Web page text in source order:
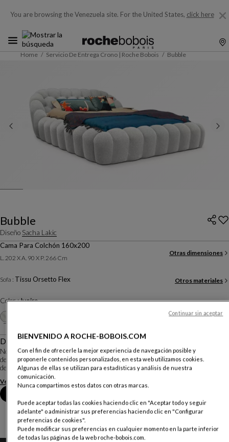
You are browsing the Venezuela site. For the United States, click here
Home Servicio De Entrega Crono | Roche Bobois Bubble
Bubble
Diseño Sacha Lakic
Cama Para Colchón 160x200
L. 202 X A. 90 X P. 266 Cm
Otras dimensiones
Sofa : Tissu Orsetto Flex Otros materiales
Color :Ivoire
Otros colores
Descripción
No, no es una nube, sino una cama envolvente de formas redondeadas, prima
de sus antecesoras, sofás y otros sillones Bubble. Como todos los miembros
de su familia, respira comodidad e inspira el sueño.
Ver más Descargar la ficha técnica
BIENVENIDO A ROCHE-BOBOIS.COM
Con el fin de ofrecerle la mejor experiencia de navegación posible y
proponerle contenidos personalizados, en esta web utilizamos cookies.
Algunas de ellas se utilizan para estadísticas y análisis de nuestra
comunicación.
Nunca compartimos estos datos con otras marcas.
Puede aceptar todas las cookies haciendo clic en "Aceptar todo y seguir
adelante" o administrar sus preferencias haciendo clic en "Configurar
preferencias de cookies".
Puede modificar sus preferencias en cualquier momento en la parte inferior
de todas las páginas de la web roche-bobois.com.
Continuar sin aceptar